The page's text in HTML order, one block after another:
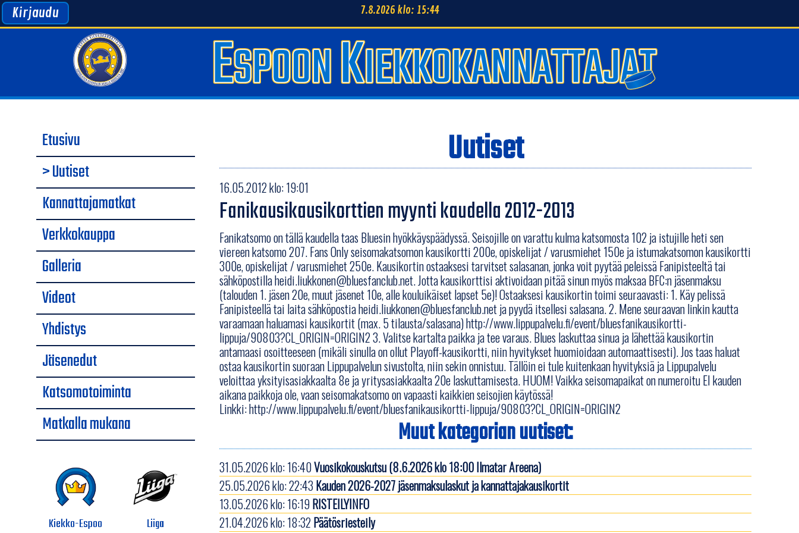
7.8.2026 klo: 15:44
Kirjaudu
Etusivu
> Uutiset
Kannattajamatkat
Verkkokauppa
Galleria
Videot
Yhdistys
Jäsenedut
Katsomotoiminta
Matkalla mukana
Kiekko-Espoo Liiga
Uutiset
16.05.2012 klo: 19:01
Fanikausikausikorttien myynti kaudella 2012-2013
Fanikatsomo on tällä kaudella taas Bluesin hyökkäyspäädyssä. Seisojille on varattu kulma katsomosta 102 ja istujille heti sen
viereen katsomo 207. Fans Only seisomakatsomon kausikortti 200e, opiskelijat / varusmiehet 150e ja istumakatsomon kausikortti
300e, opiskelijat / varusmiehet 250e. Kausikortin ostaaksesi tarvitset salasanan, jonka voit pyytää peleissä Fanipisteeltä tai
sähköpostilla heidi.liukkonen@bluesfanclub.net. Jotta kausikorttisi aktivoidaan pitää sinun myös maksaa BFC:n jäsenmaksu
(talouden 1. jäsen 20e, muut jäsenet 10e, alle kouluikäiset lapset 5e)! Ostaaksesi kausikortin toimi seuraavasti: 1. Käy pelissä
Fanipisteellä tai laita sähköpostia heidi.liukkonen@bluesfanclub.net ja pyydä itsellesi salasana. 2. Mene seuraavan linkin kautta
varaamaan haluamasi kausikortit (max. 5 tilausta/salasana) http://www.lippupalvelu.fi/event/bluesfanikausikortti-
lippuja/90803?CL_ORIGIN=ORIGIN2 3. Valitse kartalta paikka ja tee varaus. Blues laskuttaa sinua ja lähettää kausikortin
antamaasi osoitteeseen (mikäli sinulla on ollut Playoff-kausikortti, niin hyvitykset huomioidaan automaattisesti). Jos taas haluat
ostaa kausikortin suoraan Lippupalvelun sivustolta, niin sekin onnistuu. Tällöin ei tule kuitenkaan hyvityksiä ja Lippupalvelu
veloittaa yksityisasiakkaalta 8e ja yritysasiakkaalta 20e laskuttamisesta. HUOM! Vaikka seisomapaikat on numeroitu EI kauden
aikana paikkoja ole, vaan seisomakatsomo on vapaasti kaikkien seisojien käytössä!
Linkki:http://www.lippupalvelu.fi/event/bluesfanikausikortti-lippuja/90803?CL_ORIGIN=ORIGIN2
Muut kategorian uutiset:
31.05.2026 klo: 16:40Vuosikokouskutsu (8.6.2026 klo 18:00 Ilmatar Areena)
25.05.2026 klo: 22:43Kauden 2026-2027 jäsenmaksulaskut ja kannattajakausikortit
13.05.2026 klo: 16:19RISTEILYINFO
21.04.2026 klo: 18:32Päätösriesteily